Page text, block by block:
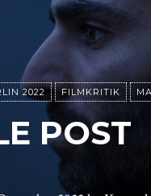
2022 FILMKRITIK
POST